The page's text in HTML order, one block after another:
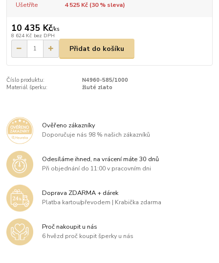
Ušetříte
4 525 Kč (30% sleva)
10 435 Kč/ks
8 624 Kč bez DPH
Přidat do košíku
Číslo produktu:
N4960-585/1000
Materiál šperku:
žluté zlato
Ověřeno zákazníky
Doporučuje nás 98 % našich zákazníků
Odesíláme ihned, na vrácení máte 30 dnů
Při objednání do 11:00 v pracovním dni
Doprava ZDARMA + dárek
Platba kartou/převodem | Krabička zdarma
Proč nakoupit u nás
6 hvězd proč koupit šperky u nás